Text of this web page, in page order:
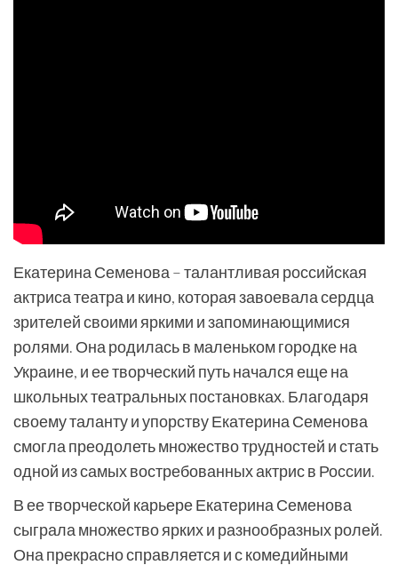
Екатерина Семенова – талантливая российская
актриса театра и кино, которая завоевала сердца
зрителей своими яркими и запоминающимися
ролями. Она родилась в маленьком городке на
Украине, и ее творческий путь начался еще на
школьных театральных постановках. Благодаря
своему таланту и упорству Екатерина Семенова
смогла преодолеть множество трудностей и стать
одной из самых востребованных актрис в России.
В ее творческой карьере Екатерина Семенова
сыграла множество ярких и разнообразных ролей.
Она прекрасно справляется и с комедийными